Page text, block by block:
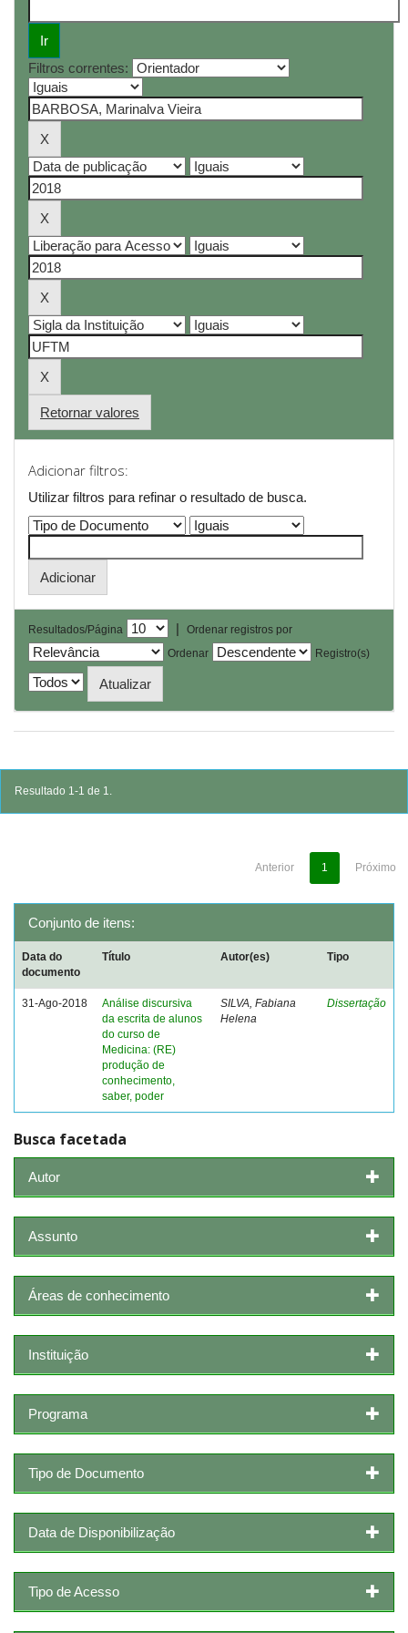
Filtros correntes:
Retornar valores
Adicionar filtros:
Utilizar filtros para refinar o resultado de busca.
Resultados/Página |
Ordenar registros por
Ordenar
Registro(s)
Resultado 1-1 de 1.
Anterior 1 Próximo
Conjunto de itens:
Data do
documento
Título Autor(es) Tipo
31-Ago-2018
Análise discursiva
da escrita de alunos
do curso de
Medicina: (RE)
produção de
conhecimento,
saber, poder
SILVA, Fabiana
Helena
Dissertação
Busca facetada
Autor
Assunto
Áreas de conhecimento
Instituição
Programa
Tipo de Documento
Data de Disponibilização
Tipo de Acesso